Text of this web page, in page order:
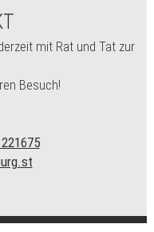
mit Rat und Tat zur
Besuch!